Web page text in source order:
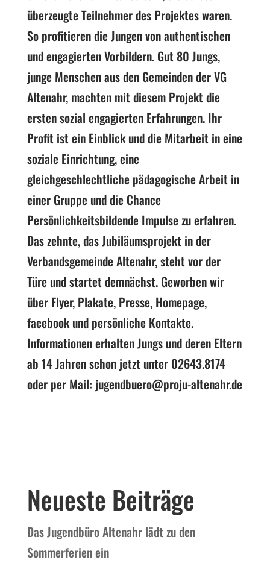
überzeugte Teilnehmer des Projektes waren.
So profitieren die Jungen von authentischen
und engagierten Vorbildern. Gut 80 Jungs,
junge Menschen aus den Gemeinden der VG
Altenahr, machten mit diesem Projekt die
ersten sozial engagierten Erfahrungen. Ihr
Profit ist ein Einblick und die Mitarbeit in eine
soziale Einrichtung, eine
gleichgeschlechtliche pädagogische Arbeit in
einer Gruppe und die Chance
Persönlichkeitsbildende Impulse zu erfahren.
Das zehnte, das Jubiläumsprojekt in der
Verbandsgemeinde Altenahr, steht vor der
Türe und startet demnächst. Geworben wir
über Flyer, Plakate, Presse, Homepage,
facebook und persönliche Kontakte.
Informationen erhalten Jungs und deren Eltern
ab 14 Jahren schon jetzt unter 02643.8174
oder per Mail: jugendbuero@proju-altenahr.de
Neueste Beiträge
Das Jugendbüro Altenahr lädt zu den
Sommerferien ein